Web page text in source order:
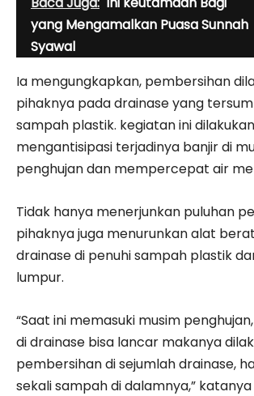
yang Mengamalkan Puasa Sunnah
Syawal
Ia mengungkapkan, pembersihan
pihaknya pada drainase yang
sampah plastik. kegiatan ini
mengantisipasi terjadinya banjir di
penghujan dan mempercepat air
Tidak hanya menerjunkan puluhan
pihaknya juga menurunkan alat
drainase di penuhi sampah plastik
lumpur.
“Saat ini memasuki musim
di drainase bisa lancar makanya
pembersihan di sejumlah drainase,
sekali sampah di dalamnya,”